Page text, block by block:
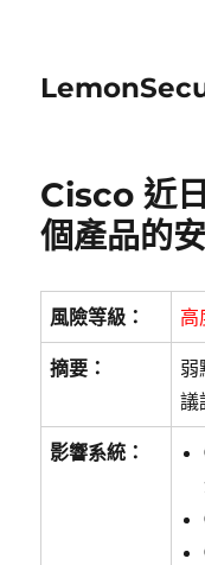
Cisco 近
個產品的
風險等級： 高
摘要：
弱
議
影響系統：